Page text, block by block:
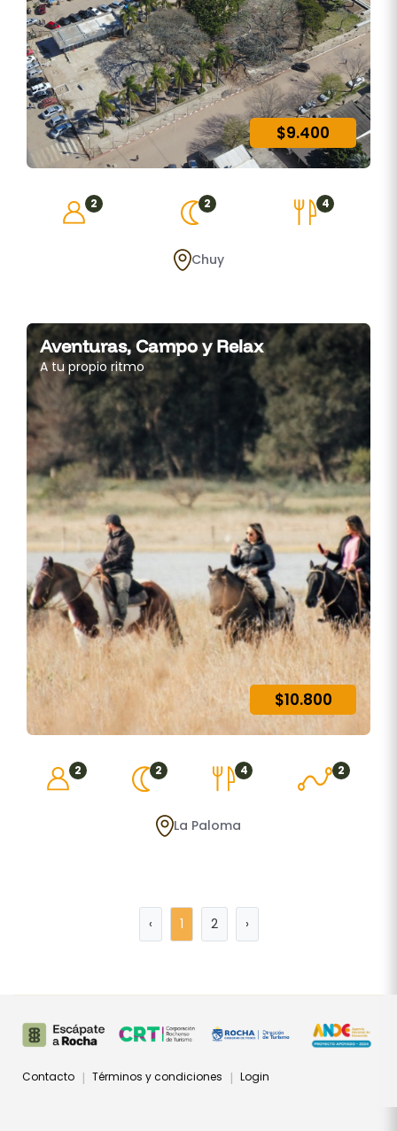
$9.400
2 2 4
Chuy
Aventuras, Campo y Relax
A tu propio ritmo
$10.800
2 2 4 2
La Paloma
‹ 1 2 ›
Contacto Términos y condiciones Login